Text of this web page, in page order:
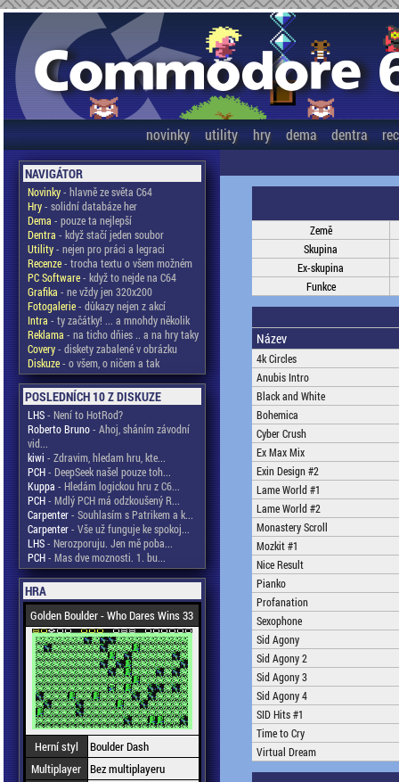
novinky utility hry dema dentra
NAVIGÁTOR
Novinky- hlavně ze světa C64
Hry- solidní databáze her
Dema - pouze ta nejlepší
Dentra - když stačí jeden soubor
Utility- nejen pro práci a legraci
Recenze- trocha textu o všem možném
PC Software- když to nejde na C64
Grafika - ne vždy jen 320x200
Fotogalerie- důkazy nejen z akcí
Intra - ty začátky! ... a mnohdy několik
Reklama - na ticho dňies .. a na hry taky
Covery- diskety zabalené v obrázku
Diskuze- o všem, o ničem a tak
POSLEDNÍCH 10 Z DISKUZE
LHS- Není to HotRod?
Roberto Bruno- Ahoj, sháním závodní
vid...
kiwi - Zdravim, hledam hru, kte...
PCH- DeepSeek našel pouze toh...
Kuppa - Hledám logickou hru z C6...
PCH- Mdlý PCH má odzkoušený R...
Carpenter- Souhlasím s Patrikem a k...
Carpenter- Vše už funguje ke spokoj...
LHS- Nerozporuju. Jen mě poba...
PCH- Mas dve moznosti. 1. bu...
HRA
Golden Boulder - Who Dares Wins 33
Herní styl
Boulder Dash
Multiplayer Bez multiplayeru
Země
Skupina
Ex-skupina
Funkce
Název
4k Circles
Anubis Intro
Black and White
Bohemica
Cyber Crush
Ex Max Mix
Exin Design #2
Lame World #1
Lame World #2
Monastery Scroll
Mozkit #1
Nice Result
Pianko
Profanation
Sexophone
Sid Agony
Sid Agony 2
Sid Agony 3
Sid Agony 4
SID Hits #1
Time to Cry
Virtual Dream